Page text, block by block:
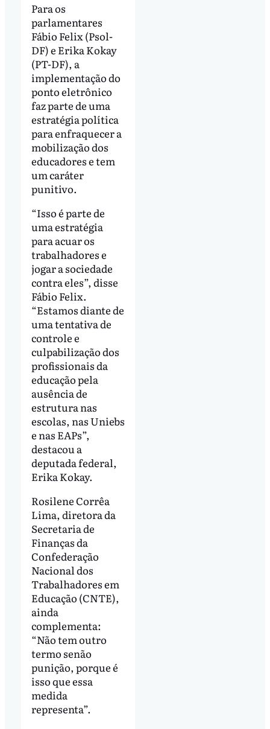
Para os
parlamentares
Fábio Felix (Psol-
DF) e Erika Kokay
(PT-DF), a
implementação do
ponto eletrônico
faz parte de uma
estratégia política
para enfraquecer a
mobilização dos
educadores e tem
um caráter
punitivo.
“Isso é parte de
uma estratégia
para acuar os
trabalhadores e
jogar a sociedade
contra eles”, disse
Fábio Felix.
“Estamos diante de
uma tentativa de
controle e
culpabilização dos
profissionais da
educação pela
ausência de
estrutura nas
escolas, nas Uniebs
e nas EAPs”,
destacou a
deputada federal,
Erika Kokay.
Rosilene Corrêa
Lima, diretora da
Secretaria de
Finanças da
Confederação
Nacional dos
Trabalhadores em
Educação (CNTE),
ainda
complementa:
“Não tem outro
termo senão
punição, porque é
isso que essa
medida
representa”.